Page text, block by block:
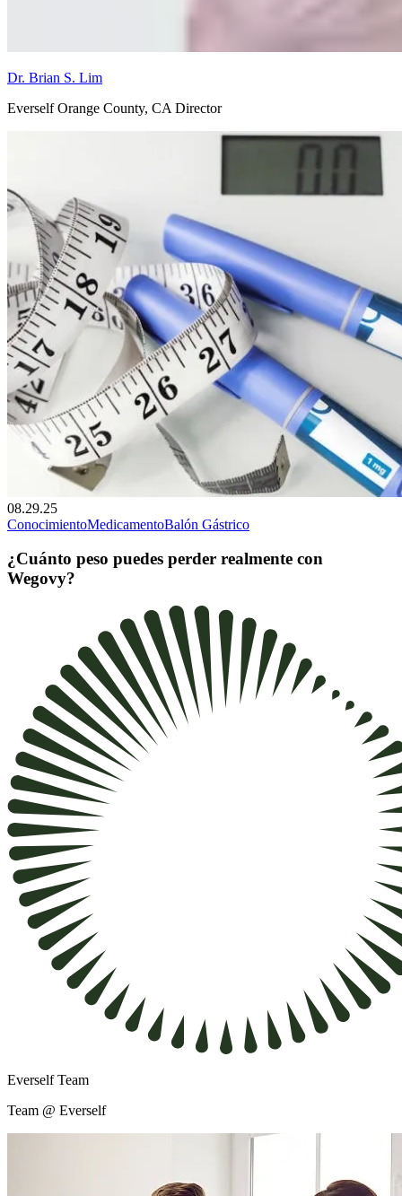
Dr. Brian S. Lim
Everself Orange County, CA Director
08.29.25
ConocimientoMedicamentoBalón Gástrico
¿Cuánto peso puedes perder realmente con
Wegovy?
Everself Team
Team @ Everself